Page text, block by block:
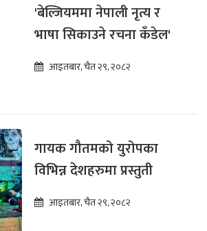
'बेल्जियममा नेपाली नृत्य र
भाषा सिकाउने रचना कँडेल'
आइतबार, चैत २९, २०८२
गायक गौतमको युरोपका
विभिन्न देशहरुमा प्रस्तुती
आइतबार, चैत २९, २०८२